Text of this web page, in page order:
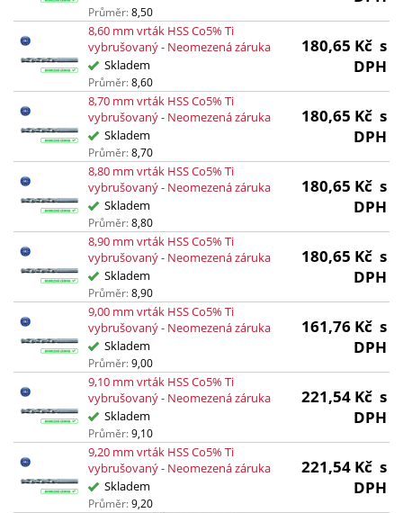
Průměr:8,50
8,60 mm vrták HSS Co5% Ti
vybrušovaný - Neomezená záruka
Skladem
Průměr:8,60
180,65 Kč s
DPH
8,70 mm vrták HSS Co5% Ti
vybrušovaný - Neomezená záruka
Skladem
Průměr:8,70
180,65 Kč s
DPH
8,80 mm vrták HSS Co5% Ti
vybrušovaný - Neomezená záruka
Skladem
Průměr:8,80
180,65 Kč s
DPH
8,90 mm vrták HSS Co5% Ti
vybrušovaný - Neomezená záruka
Skladem
Průměr:8,90
180,65 Kč s
DPH
9,00 mm vrták HSS Co5% Ti
vybrušovaný - Neomezená záruka
Skladem
Průměr:9,00
161,76 Kč s
DPH
9,10 mm vrták HSS Co5% Ti
vybrušovaný - Neomezená záruka
Skladem
Průměr:9,10
221,54 Kč s
DPH
9,20 mm vrták HSS Co5% Ti
vybrušovaný - Neomezená záruka
Skladem
Průměr:9,20
221,54 Kč s
DPH